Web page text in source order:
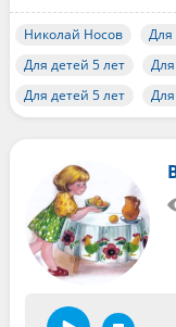
Николай Носов Для
Для детей 5 лет
Для детей 5 лет